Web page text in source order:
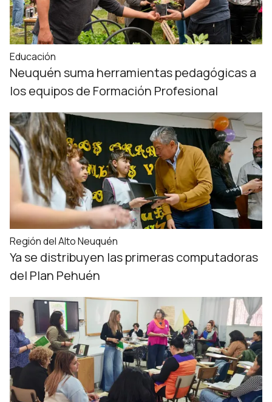
Educación
Neuquén suma herramientas pedagógicas a
los equipos de Formación Profesional
Región del Alto Neuquén
Ya se distribuyen las primeras computadoras
del Plan Pehuén